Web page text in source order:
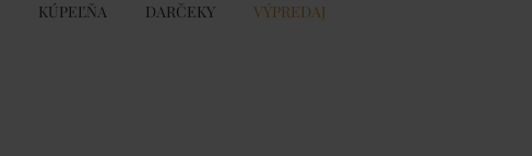
KÚPEĽŇA DARČEKY VÝPREDAJ